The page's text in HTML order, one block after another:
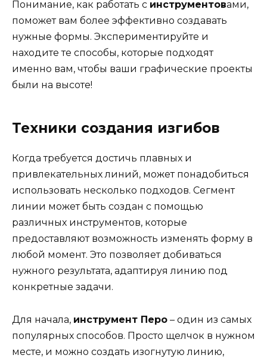
Понимание, как работать с инструментовами,
поможет вам более эффективно создавать
нужные формы. Экспериментируйте и
находите те способы, которые подходят
именно вам, чтобы ваши графические проекты
были на высоте!
Техники создания изгибов
Когда требуется достичь плавных и
привлекательных линий, может понадобиться
использовать несколько подходов. Сегмент
линии может быть создан с помощью
различных инструментов, которые
предоставляют возможность изменять форму в
любой момент. Это позволяет добиваться
нужного результата, адаптируя линию под
конкретные задачи.
Для начала, инструмент Перо – один из самых
популярных способов. Просто щелчок в нужном
месте, и можно создать изогнутую линию,